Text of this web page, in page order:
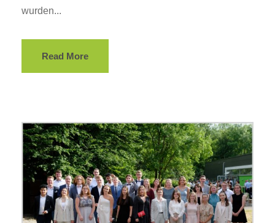
wurden...
Read More